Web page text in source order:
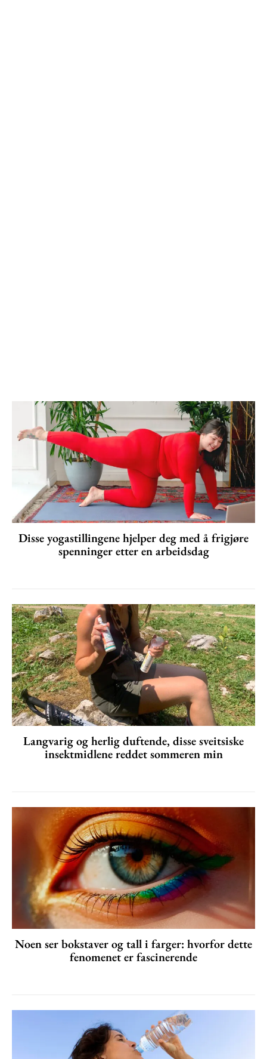
Disse yogastillingene hjelper deg med å frigjøre
spenninger etter en arbeidsdag
Langvarig og herlig duftende, disse sveitsiske
insektmidlene reddet sommeren min
Noen ser bokstaver og tall i farger: hvorfor dette
fenomenet er fascinerende